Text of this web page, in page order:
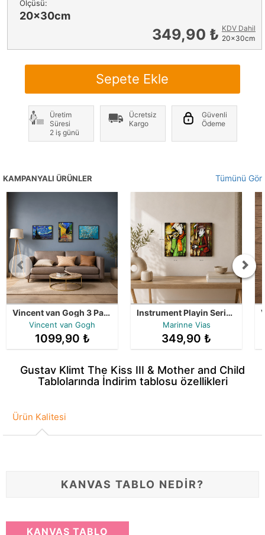
Ölçüsü:
20x30cm
349,90 ₺ KDV Dahil
20x30cm
Sepete Ekle
Üretim
Süresi
2 iş günü
Ücretsiz
Kargo
Güvenli
Ödeme
KAMPANYALI ÜRÜNLER Tümünü Gör
Vincent van Gogh 3 Parça Tablo Kampanyası - Çerçeveli Seri
Vincent van Gogh
1099,90 ₺
Instrument Playin Series 2 Tablo Bir Arada
Marinne Vias
349,90 ₺
Gustav Klimt The Kiss III & Mother and Child
Tablolarında İndirim tablosu özellikleri
Ürün Kalitesi
KANVAS TABLO NEDİR?
KANVAS TABLO